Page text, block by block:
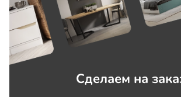
Сделаем на